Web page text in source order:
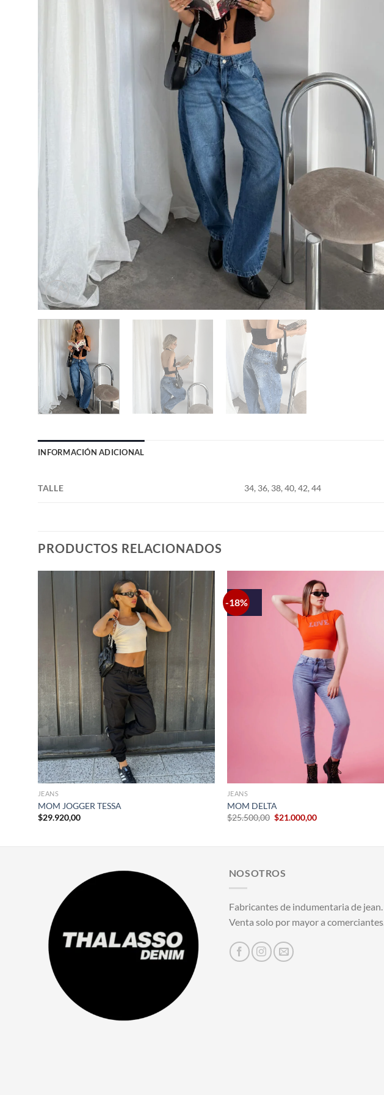
INFORMACIÓN ADICIONAL
TALLE 34, 36, 38, 40, 42, 44
PRODUCTOS RELACIONADOS
+
JEANS
MOM JOGGER TESSA
$29.920,00
-18%
JEANS
MOM DELTA
$25.500,00 El
$21.000,00El
NOSOTROS
Fabricantes de indumentaria de jean.
Venta solo por mayor a comerciantes.